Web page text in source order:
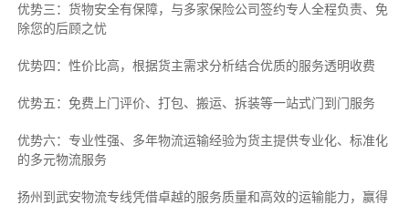
优势三：货物安全有保障，与多家保险公司签约专人全程负责、免
除您的后顾之忧
优势四：性价比高，根据货主需求分析结合优质的服务透明收费
优势五：免费上门评价、打包、搬运、拆装等一站式门到门服务
优势六：专业性强、多年物流运输经验为货主提供专业化、标准化
的多元物流服务
扬州到武安物流专线凭借卓越的服务质量和高效的运输能力，赢得